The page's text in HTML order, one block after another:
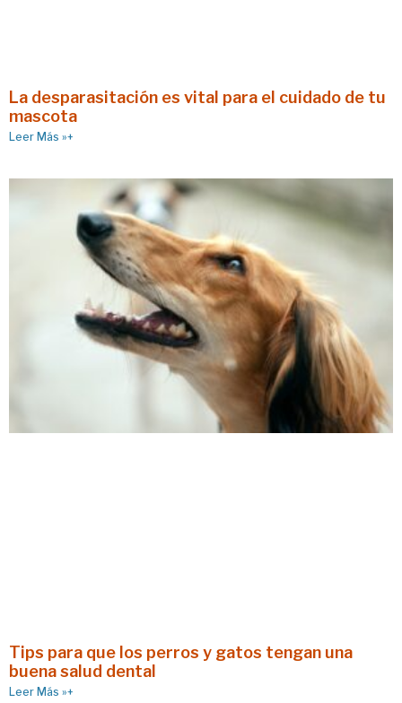
La desparasitación es vital para el cuidado de tu
mascota
Leer Más »+
Tips para que los perros y gatos tengan una
buena salud dental
Leer Más »+